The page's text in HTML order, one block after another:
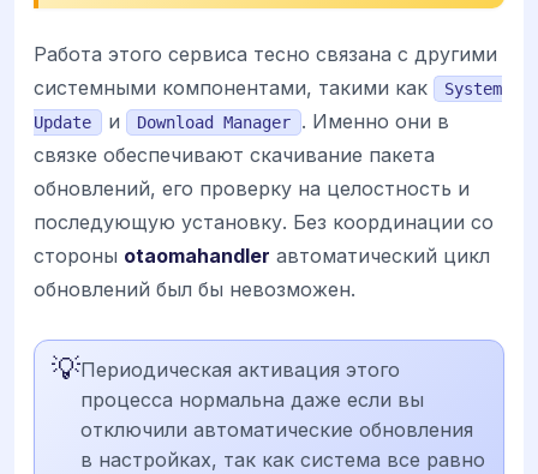
Работа этого сервиса тесно связана с другими
системными компонентами, такими как
System
Update
и Download Manager
. Именно они в
связке обеспечивают скачивание пакета
обновлений, его проверку на целостность и
последующую установку. Без координации со
стороны otaomahandler автоматический цикл
обновлений был бы невозможен.
💡Периодическая активация этого
процесса нормальна даже если вы
отключили автоматические обновления
в настройках, так как система все равно